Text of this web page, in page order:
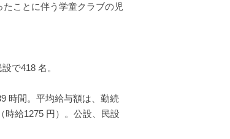
ことに伴う学童クラブの児
で418 名。
時間。平均給与額は、勤続
時給1275 円）。公設、民設